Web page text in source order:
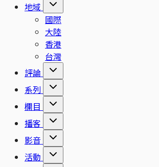
地域
國際
大陸
香港
台灣
評論
系列
欄目
播客
影音
活動